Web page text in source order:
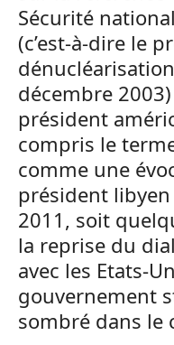
Sécurité
(c’est-à-dire le
décembre
président
compris le
comme une
président
2011, soit
la reprise du
avec les Etats-
gouvernement
sombré dans le